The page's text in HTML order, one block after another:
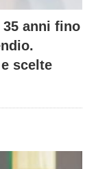
anni fino
scelte